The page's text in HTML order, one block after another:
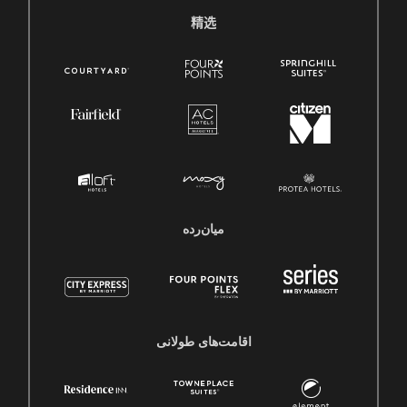
精选
میان‌رده
اقامت‌های طولانی